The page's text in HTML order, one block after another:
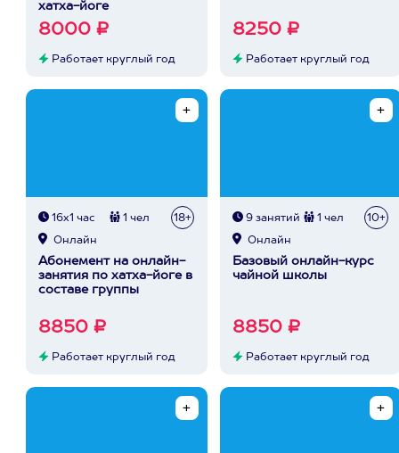
хатха-йоге
8000 ₽
Работает круглый год
8250 ₽
Работает круглый год
16х1 час 1 чел 18+
Онлайн
Абонемент на онлайн-
занятия по хатха-йоге в
составе группы
8850 ₽
Работает круглый год
9 занятий 1 чел 10+
Онлайн
Базовый онлайн-курс
чайной школы
8850 ₽
Работает круглый год